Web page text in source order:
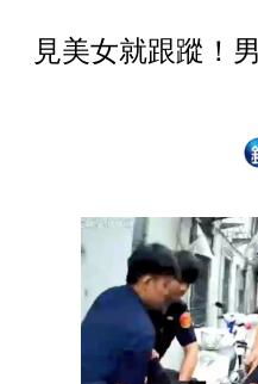
見美女就跟蹤！